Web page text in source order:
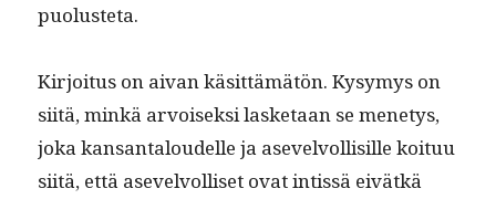
puolusteta.
Kir­joi­tus on aivan käsit­tämätön. Kysymys on
siitä, minkä arvoisek­si las­ke­taan se mene­tys,
joka kansan­taloudelle ja asevelvol­lisille koituu
siitä, että asevelvol­liset ovat intis­sä eivätkä